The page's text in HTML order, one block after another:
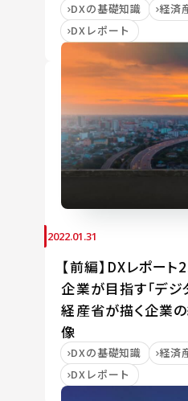
DXの基礎知識
経済
DXレポート
2022.01.31
【前編】DXレポー
企業が目指す「デジ
経産省が描く企業
像
DXの基礎知識
経済
DXレポート